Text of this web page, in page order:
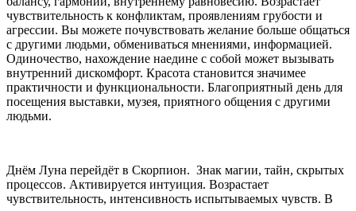
чувствительность к конфликтам, проявлениям грубости и
агрессии. Вы можете почувствовать желание больше общаться
с другими людьми, обмениваться мнениями, информацией.
Одиночество, нахождение наедине с собой может вызывать
внутренний дискомфорт. Красота становится значимее
практичности и функциональности. Благоприятный день для
посещения выставки, музея, приятного общения с другими
людьми.
Днём Луна перейдёт в Скорпион. Знак магии, тайн, скрытых
процессов. Активируется интуиция. Возрастает
чувствительность, интенсивность испытываемых чувств. В